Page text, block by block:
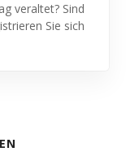
veraltet? Sind
Sie sich